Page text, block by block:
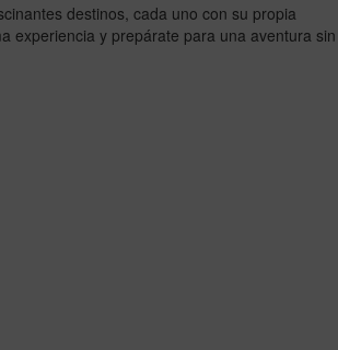
destinos, cada uno con su propia
experiencia y prepárate para una aventura sin